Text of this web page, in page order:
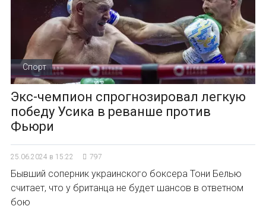
Спорт
Экс-чемпион спрогнозировал легкую
победу Усика в реванше против
Фьюри
25.06.2024 в 15:22 797
Бывший соперник украинского боксера Тони Белью
считает, что у британца не будет шансов в ответном
бою